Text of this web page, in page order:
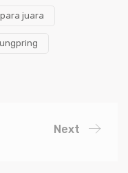
juara
Next